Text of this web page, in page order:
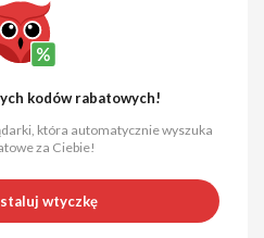
kodów rabatowych!
która automatycznie wyszuka
za Ciebie!
wtyczkę